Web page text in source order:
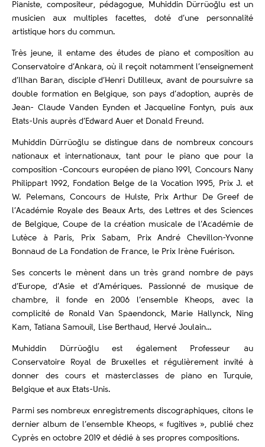
Pianiste, compositeur, pédagogue, Muhiddin Dürrüoğlu est un
musicien aux multiples facettes, doté d’une personnalité
artistique hors du commun.
Très jeune, il entame des études de piano et composition au
Conservatoire d’Ankara, où il reçoit notamment l’enseignement
d’Ilhan Baran, disciple d’Henri Dutilleux, avant de poursuivre sa
double formation en Belgique, son pays d’adoption, auprès de
Jean- Claude Vanden Eynden et Jacqueline Fontyn, puis aux
Etats-Unis auprès d’Edward Auer et Donald Freund.
Muhiddin Dürrüoğlu se distingue dans de nombreux concours
nationaux et internationaux, tant pour le piano que pour la
composition -Concours européen de piano 1991, Concours Nany
Philippart 1992, Fondation Belge de la Vocation 1995, Prix J. et
W. Pelemans, Concours de Hulste, Prix Arthur De Greef de
l’Académie Royale des Beaux Arts, des Lettres et des Sciences
de Belgique, Coupe de la création musicale de l’Académie de
Lutèce à Paris, Prix Sabam, Prix André Chevillon-Yvonne
Bonnaud de La Fondation de France, le Prix Irène Fuérison.
Ses concerts le mènent dans un très grand nombre de pays
d’Europe, d’Asie et d’Amériques. Passionné de musique de
chambre, il fonde en 2006 l’ensemble Kheops, avec la
complicité de Ronald Van Spaendonck, Marie Hallynck, Ning
Kam, Tatiana Samouil, Lise Berthaud, Hervé Joulain…
Muhiddin Dürrüoğlu est également Professeur au
Conservatoire Royal de Bruxelles et régulièrement invité à
donner des cours et masterclasses de piano en Turquie,
Belgique et aux Etats-Unis.
Parmi ses nombreux enregistrements discographiques, citons le
dernier album de l’ensemble Kheops, « fugitives », publié chez
Cyprès en octobre 2019 et dédié à ses propres compositions.